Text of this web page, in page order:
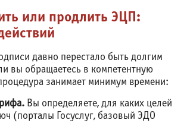
или продлить ЭЦП:
давно перестало быть долгим
вы обращаетесь в компетентную
занимает минимум времени:
Вы определяете, для каких целей
(порталы Госуслуг, базовый ЭДО